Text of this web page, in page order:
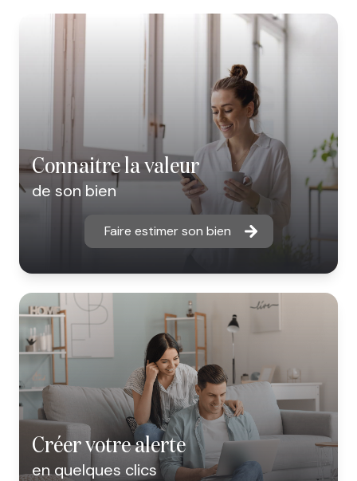
connaitre la valeur
de son bien
Faire estimer son bien
créer votre alerte
en quelques clics